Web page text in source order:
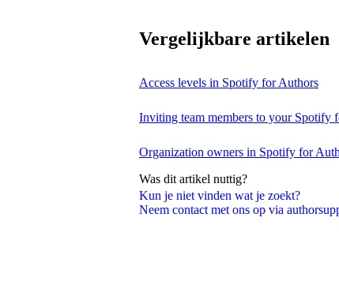
Kun je niet vinden wat je zoekt?
Neem contact met ons op via
Vergelijkbare artikelen
Access levels in Spotify for Authors
Inviting team members to your Spotify
Organization owners in Spotify for
Was dit artikel nuttig?